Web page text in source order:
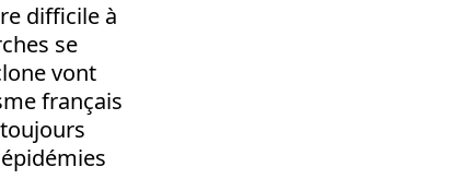
difficile à
se
vont
français